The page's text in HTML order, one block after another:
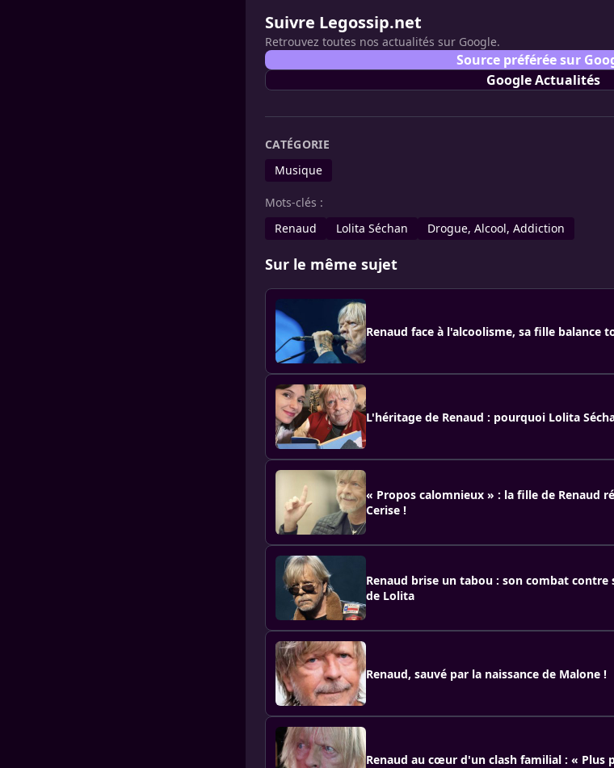
Suivre Legossip.net
Retrouvez toutes nos actualités sur Google.
Source préférée sur
Google Actualités
CATÉGORIE
Musique
Mots-clés :
Renaud
Lolita Séchan Drogue, Alcool, Addiction
Sur le même sujet
Renaud face à l'alcoolisme, sa fille balance
L'héritage de Renaud : pourquoi Lolita
« Propos calomnieux » : la fille de Renaud
Cerise !
Renaud brise un tabou : son combat contre
de Lolita
Renaud, sauvé par la naissance de Malone !
Renaud au cœur d'un clash familial : « Plus